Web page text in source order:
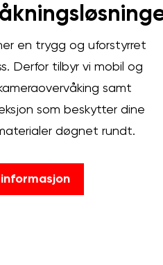
en trygg og uforstyrret
Derfor tilbyr vi mobil og
samt
som beskytter dine
døgnet rundt.